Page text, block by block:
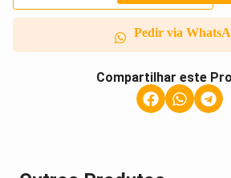
Pedir via
Compartilhar este